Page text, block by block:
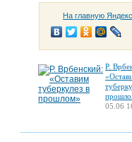
На главную
Р.
05.06